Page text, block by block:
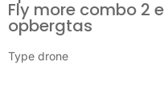
Fly more combo 2
opbergtas
Type drone